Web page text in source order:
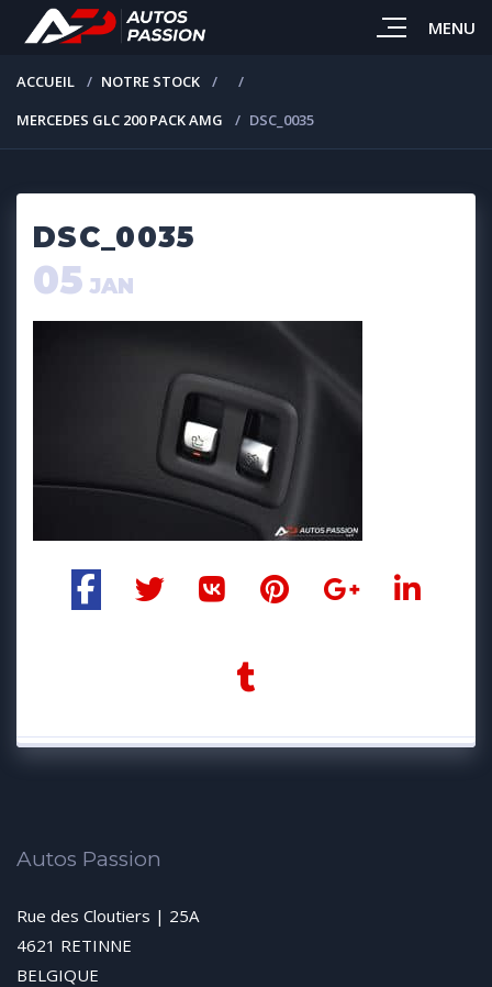
MENU
ACCUEIL
NOTRE STOCK
MERCEDES GLC 200 PACK AMG
DSC_0035
DSC_0035
05 JAN
Autos Passion
Rue des Cloutiers | 25A
4621 RETINNE
BELGIQUE